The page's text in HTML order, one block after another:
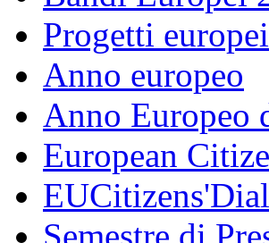
Progetti europei
Anno europeo
Anno Europeo
European
Semestre di